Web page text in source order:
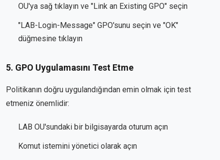
OU'ya sağ tıklayın ve "Link an Existing GPO" seçin
"LAB-Login-Message" GPO'sunu seçin ve "OK"
düğmesine tıklayın
5. GPO Uygulamasını Test Etme
Politikanın doğru uygulandığından emin olmak için test
etmeniz önemlidir:
LAB OU'sundaki bir bilgisayarda oturum açın
Komut istemini yönetici olarak açın